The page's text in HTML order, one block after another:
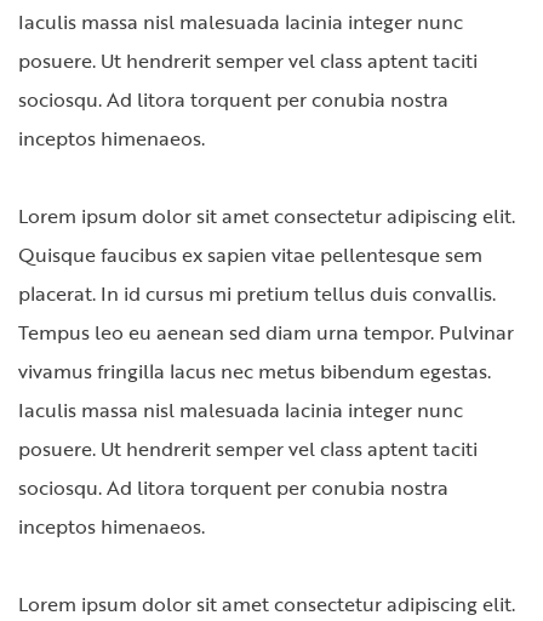
Iaculis massa nisl malesuada lacinia integer nunc
posuere. Ut hendrerit semper vel class aptent taciti
sociosqu. Ad litora torquent per conubia nostra
inceptos himenaeos.
Lorem ipsum dolor sit amet consectetur adipiscing elit.
Quisque faucibus ex sapien vitae pellentesque sem
placerat. In id cursus mi pretium tellus duis convallis.
Tempus leo eu aenean sed diam urna tempor. Pulvinar
vivamus fringilla lacus nec metus bibendum egestas.
Iaculis massa nisl malesuada lacinia integer nunc
posuere. Ut hendrerit semper vel class aptent taciti
sociosqu. Ad litora torquent per conubia nostra
inceptos himenaeos.
Lorem ipsum dolor sit amet consectetur adipiscing elit.